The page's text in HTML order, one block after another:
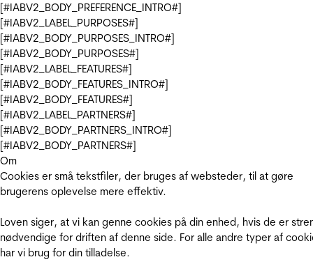
[#IABV2_BODY_PREFERENCE_INTRO#]
[#IABV2_LABEL_PURPOSES#]
[#IABV2_BODY_PURPOSES_INTRO#]
[#IABV2_BODY_PURPOSES#]
[#IABV2_LABEL_FEATURES#]
[#IABV2_BODY_FEATURES_INTRO#]
[#IABV2_BODY_FEATURES#]
[#IABV2_LABEL_PARTNERS#]
[#IABV2_BODY_PARTNERS_INTRO#]
[#IABV2_BODY_PARTNERS#]
Om
Cookies er små tekstfiler, der bruges af websteder, til at gøre
brugerens oplevelse mere effektiv.
Loven siger, at vi kan genne cookies på din enhed, hvis de er
nødvendige for driften af denne side. For alle andre typer af
har vi brug for din tilladelse.